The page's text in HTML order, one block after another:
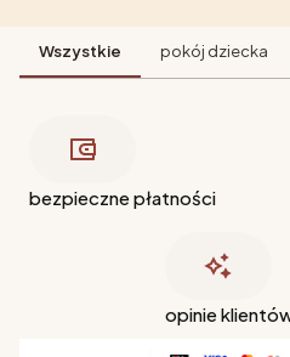
Wszystkie pokój dziecka
bezpieczne płatności
opinie